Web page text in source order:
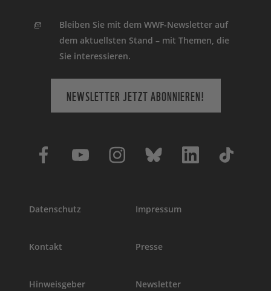
Bleiben Sie mit dem WWF-Newsletter auf
dem aktuellsten Stand – mit Themen, die
Sie interessieren.
NEWSLETTER JETZT ABONNIEREN!
Datenschutz Impressum
Kontakt Presse
Hinweisgeber Newsletter